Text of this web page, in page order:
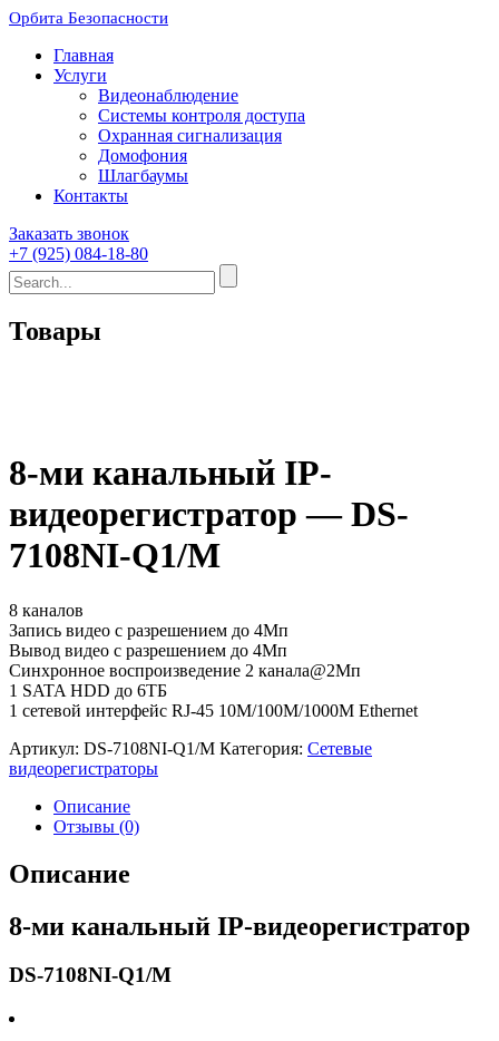
Орбита Безопасности
Главная
Услуги
Видеонаблюдение
Системы контроля доступа
Охранная сигнализация
Домофония
Шлагбаумы
Контакты
Заказать звонок
+7 (925) 084-18-80
Товары
8-ми канальный IP-
видеорегистратор — DS-
7108NI-Q1/M
8 каналов
Запись видео с разрешением до 4Мп
Вывод видео с разрешением до 4Мп
Синхронное воспроизведение 2 канала@2Мп
1 SATA HDD до 6ТБ
1 сетевой интерфейс RJ-45 10M/100M/1000М Ethernet
Артикул: DS-7108NI-Q1/M Категория: Сетевые
видеорегистраторы
Описание
Отзывы (0)
Описание
8-ми канальный IP-видеорегистратор
DS-7108NI-Q1/M